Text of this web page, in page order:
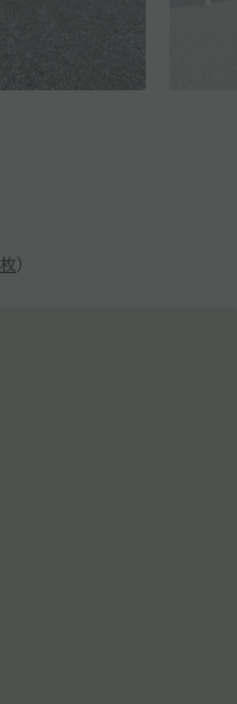
枚）